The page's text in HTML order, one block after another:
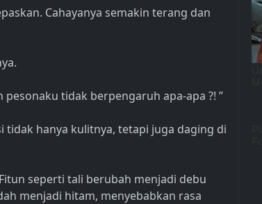
Cahayanya semakin terang dan
tidak berpengaruh apa-apa ?! ”
tidak hanya kulitnya, tetapi juga daging di
seperti tali berubah menjadi debu
menjadi hitam, menyebabkan rasa